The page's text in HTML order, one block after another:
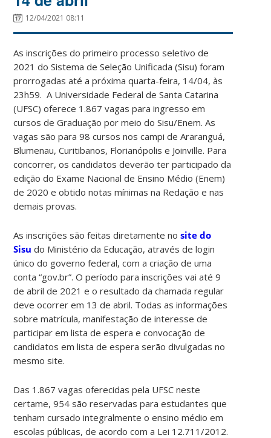
12/04/2021 08:11
As inscrições do primeiro processo seletivo de
2021 do Sistema de Seleção Unificada (Sisu) foram
prorrogadas até a próxima quarta-feira, 14/04, às
23h59. A Universidade Federal de Santa Catarina
(UFSC) oferece 1.867 vagas para ingresso em
cursos de Graduação por meio do Sisu/Enem. As
vagas são para 98 cursos nos campi de Araranguá,
Blumenau, Curitibanos, Florianópolis e Joinville. Para
concorrer, os candidatos deverão ter participado da
edição do Exame Nacional de Ensino Médio (Enem)
de 2020 e obtido notas mínimas na Redação e nas
demais provas.
As inscrições são feitas diretamente nosite do
Sisu do Ministério da Educação, através de login
único do governo federal, com a criação de uma
conta “gov.br”. O período para inscrições vai até 9
de abril de 2021 e o resultado da chamada regular
deve ocorrer em 13 de abril. Todas as informações
sobre matrícula, manifestação de interesse de
participar em lista de espera e convocação de
candidatos em lista de espera serão divulgadas no
mesmo site.
Das 1.867 vagas oferecidas pela UFSC neste
certame, 954 são reservadas para estudantes que
tenham cursado integralmente o ensino médio em
escolas públicas, de acordo com a Lei 12.711/2012.